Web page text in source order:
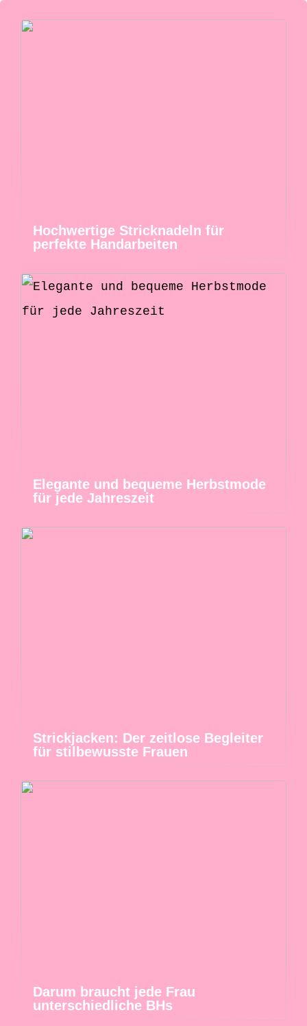
Hochwertige Stricknadeln für
perfekte Handarbeiten
Elegante und bequeme Herbstmode
für jede Jahreszeit
Strickjacken: Der zeitlose Begleiter
für stilbewusste Frauen
Darum braucht jede Frau
unterschiedliche BHs